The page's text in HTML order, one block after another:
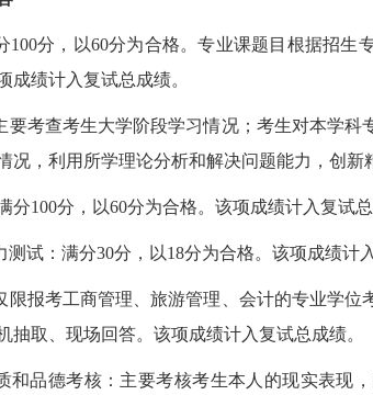
100分，以60分为合格。专业课题目根据招生
成绩计入复试总成绩。
要考查考生大学阶段学习情况；考生对本学
况，利用所学理论分析和解决问题能力，创新
分100分，以60分为合格。该项成绩计入复试总
测试：满分30分，以18分为合格。该项成绩计
限报考工商管理、旅游管理、会计的专业学位
抽取、现场回答。该项成绩计入复试总成绩。
和品德考核：主要考核考生本人的现实表现